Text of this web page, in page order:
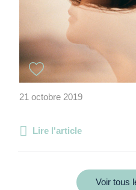
21 octobre 2019
Lire l'article
Voir tous